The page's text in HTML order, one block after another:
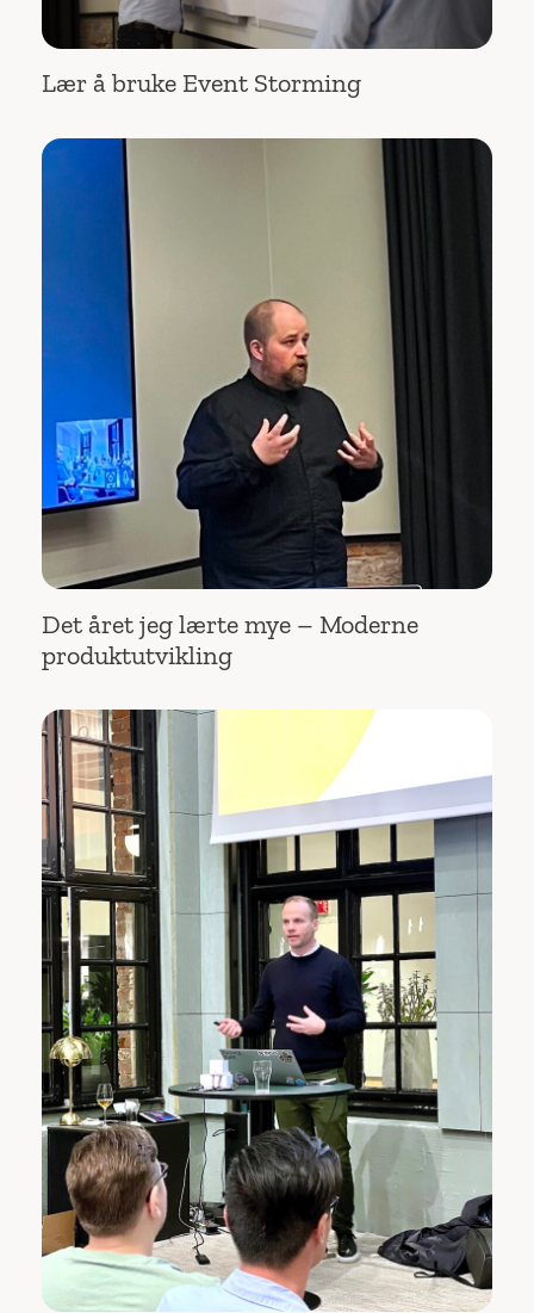
Lær å bruke Event Storming
Det året jeg lærte mye – Moderne
produktutvikling